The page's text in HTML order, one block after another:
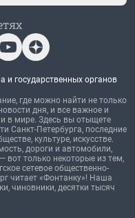
и государственных органов
где можно найти не только
дня, и все важное и
и в мире. Здесь вы отыщете
Санкт-Петербурга, последние
культуре, искусстве.
дороги и автомобили,
вот только некоторые из тем,
сетевое общественно-
читает «Фонтанку»! Наша
чиновники, десятки тысяч